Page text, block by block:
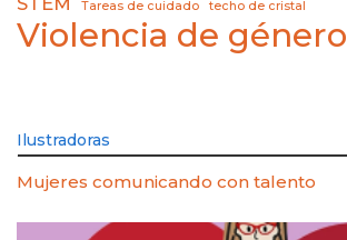
Tareas de cuidado techo de cristal
Violencia de género
Ilustradoras
Mujeres comunicando con talento